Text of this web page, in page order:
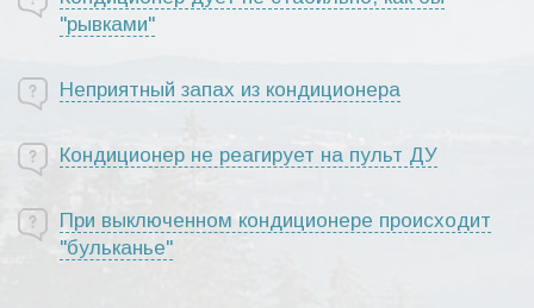
"рывками"
Неприятный запах из кондиционера
Кондиционер не реагирует на пульт ДУ
При выключенном кондиционере происходит
"бульканье"